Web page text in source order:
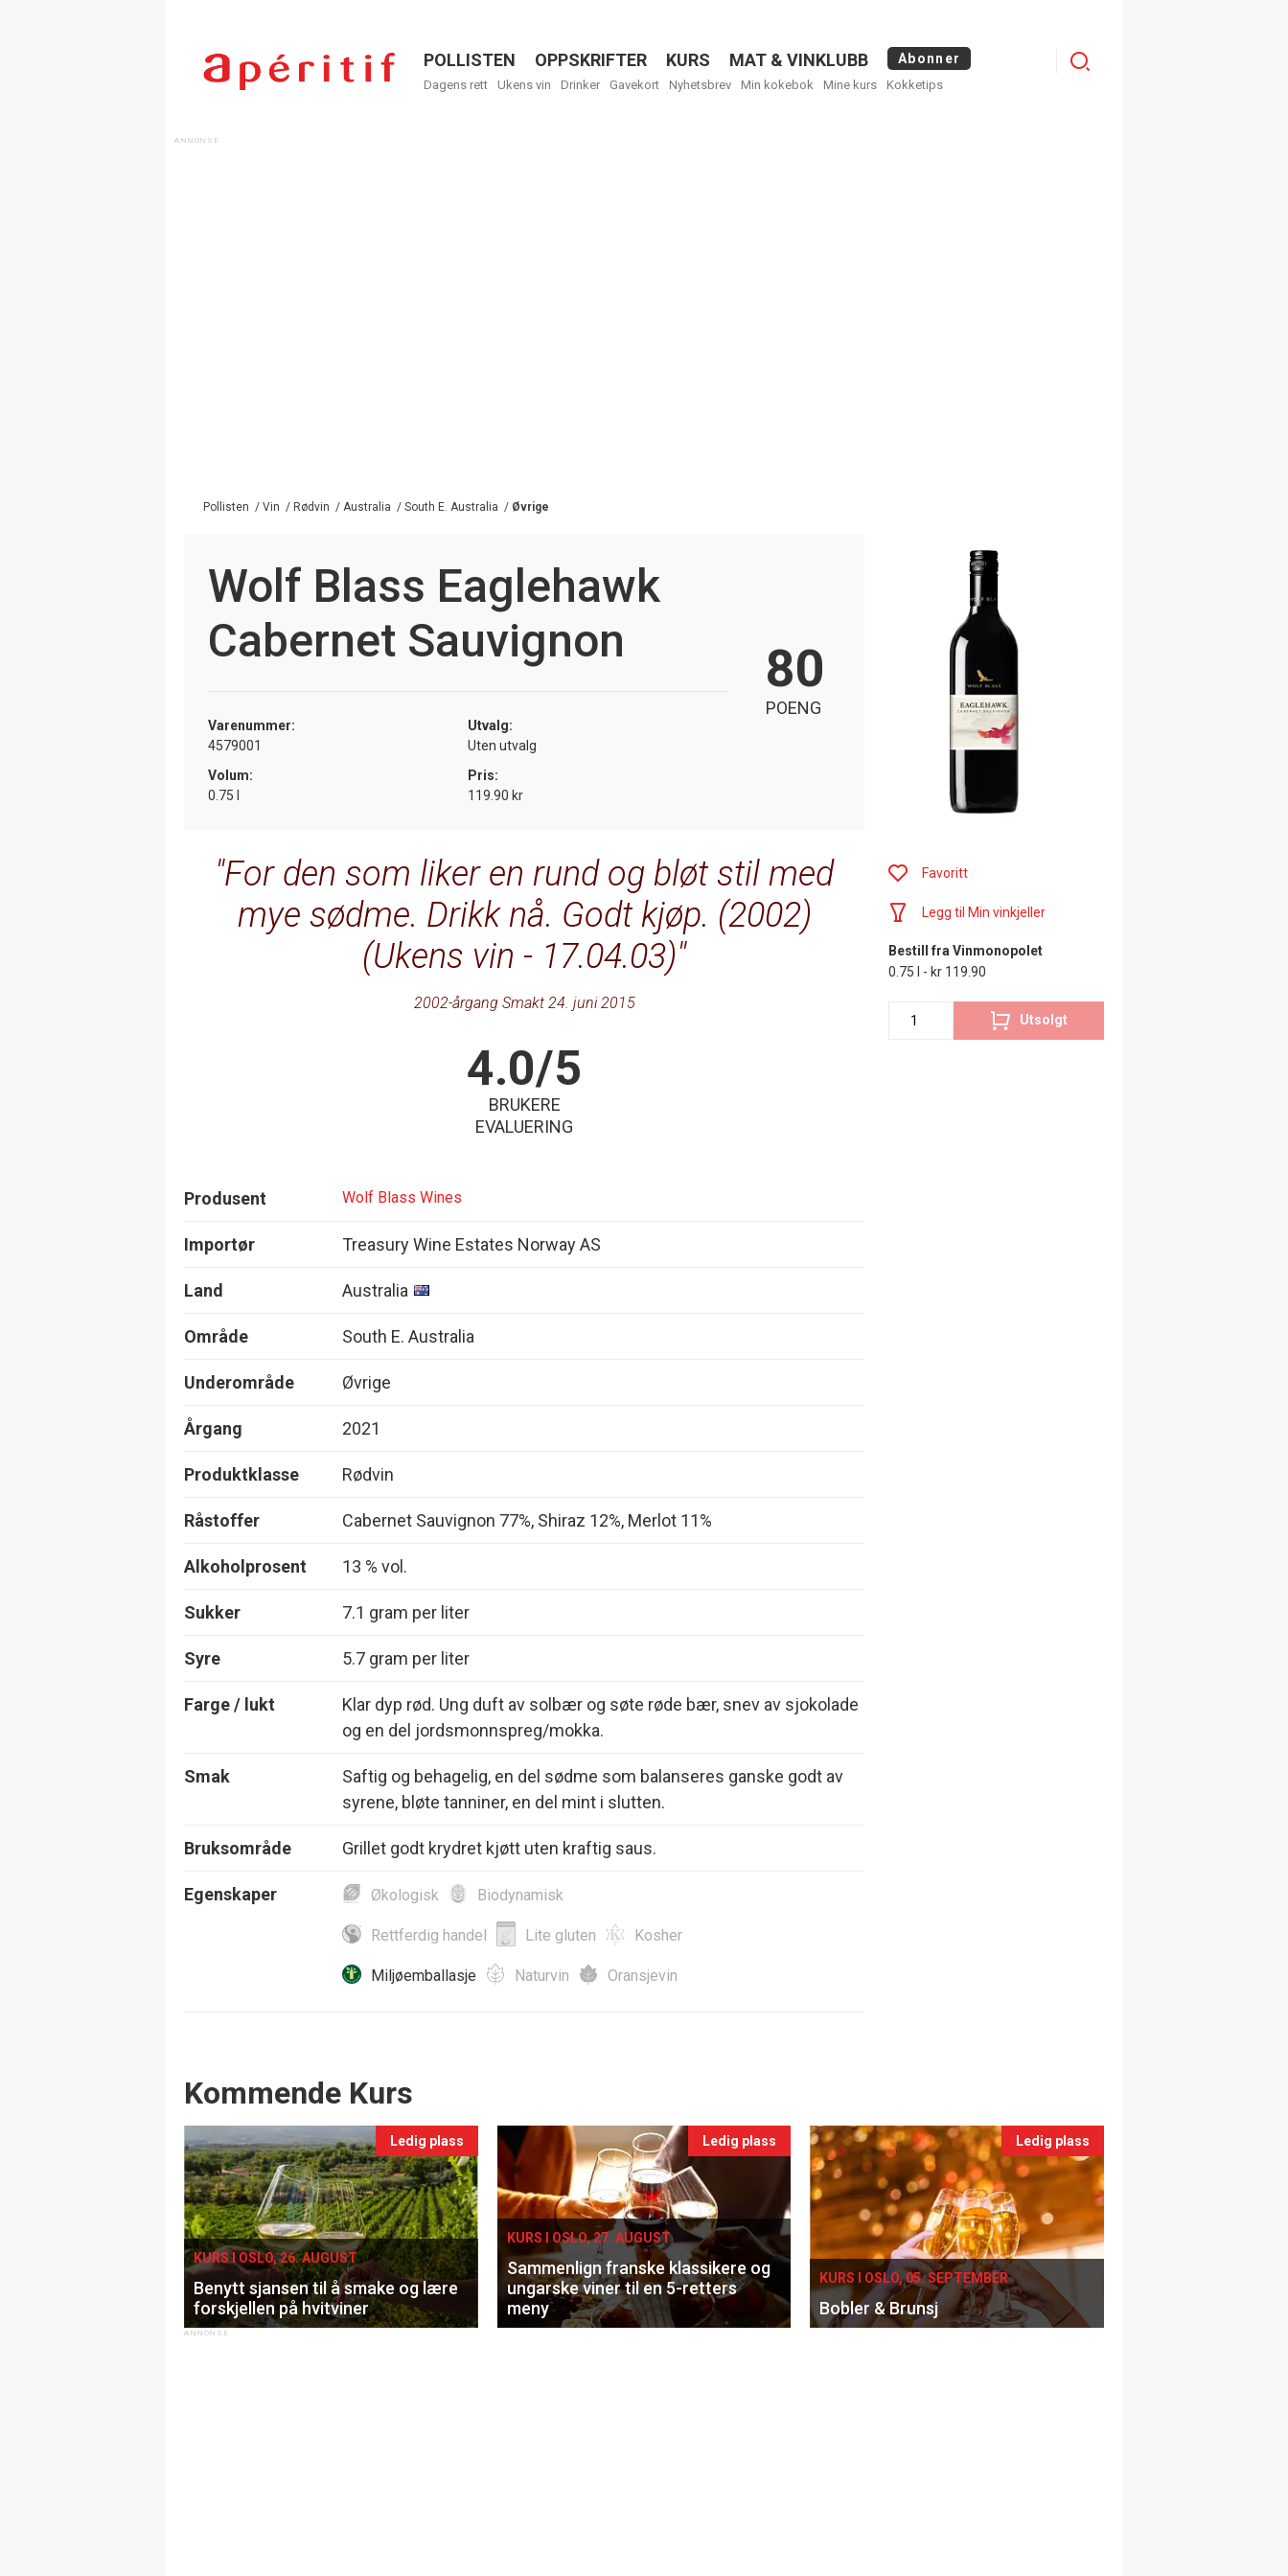
Menu
POLLISTEN OPPSKRIFTER KURS MAT & VINKLUBB Abonner
Dagens rett Ukens vin Drinker Gavekort Nyhetsbrev Min kokebok Mine kurs Kokketips
Menu
Pollisten / Vin / Rødvin / Australia / South E. Australia / Øvrige
Wolf Blass Eaglehawk
Cabernet Sauvignon
Varenummer:
4579001
Utvalg:
Uten utvalg
Volum:
0.75 l
Pris:
119.90 kr
80
POENG
For den som liker en rund og bløt stil med
mye sødme. Drikk nå. Godt kjøp. (2002)
(Ukens vin - 17.04.03)
2002-årgang Smakt 24. juni 2015
4.0/5
BRUKERE
EVALUERING
Produsent Wolf Blass Wines
Importør Treasury Wine Estates Norway AS
Land Australia
Område South E. Australia
Underområde Øvrige
Årgang 2021
Produktklasse Rødvin
Råstoffer Cabernet Sauvignon 77%, Shiraz 12%, Merlot 11%
Alkoholprosent 13 % vol.
Sukker 7.1 gram per liter
Syre 5.7 gram per liter
Farge / lukt
Klar dyp rød. Ung duft av solbær og søte røde bær, snev av sjokolade
og en del jordsmonnspreg/mokka.
Smak
Saftig og behagelig, en del sødme som balanseres ganske godt av
syrene, bløte tanniner, en del mint i slutten.
Bruksområde Grillet godt krydret kjøtt uten kraftig saus.
Egenskaper Økologisk Biodynamisk
Rettferdig handel Lite gluten Kosher
Miljøemballasje Naturvin Oransjevin
Favoritt
Legg til Min vinkjeller
Bestill fra Vinmonopolet
0.75 l - kr 119.90
Utsolgt
Events
Kommende Kurs
Ledig plass
KURS I OSLO, 26. AUGUST
Benytt sjansen til å smake og lære
forskjellen på hvitviner
Ledig plass
KURS I OSLO, 27. AUGUST
Sammenlign franske klassikere og
ungarske viner til en 5-retters
meny
Ledig plass
KURS I OSLO, 05. SEPTEMBER
Bobler & Brunsj